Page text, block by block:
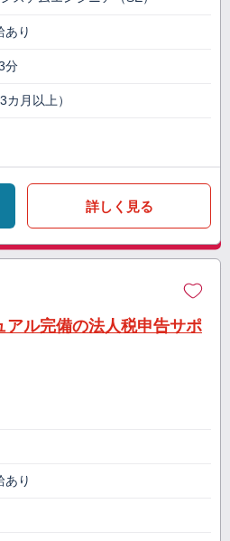
あり
分
月以上）
詳しく見る
アル完備の法人税申告サポ
あり